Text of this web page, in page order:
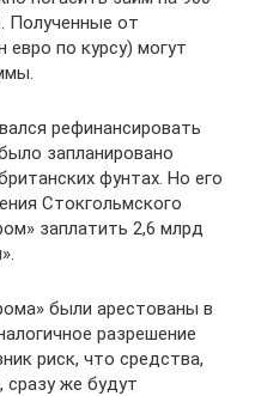
Полученные от
по курсу) могут
рефинансировать
запланировано
фунтах. Но его
Стокгольмского
заплатить 2,6 млрд
были арестованы в
разрешение
риск, что средства,
сразу же будут